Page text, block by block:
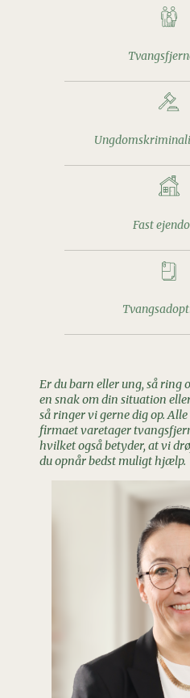
Fast
Er du barn eller ung, så ring
en snak om din situation
så ringer vi gerne dig op.
firmaet varetager
hvilket også betyder, at vi
du opnår bedst muligt hjælp.